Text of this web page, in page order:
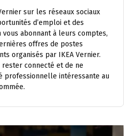
sur les réseaux sociaux
d’emploi et des
abonnant à leurs comptes,
offres de postes
organisés par IKEA Vernier.
rester connecté et de ne
professionnelle intéressante au